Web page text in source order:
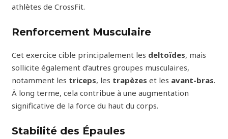
athlètes de CrossFit.
Renforcement Musculaire
Cet exercice cible principalement les deltoïdes, mais
sollicite également d’autres groupes musculaires,
notamment les triceps, les trapèzes et les avant-bras.
À long terme, cela contribue à une augmentation
significative de la force du haut du corps.
Stabilité des Épaules